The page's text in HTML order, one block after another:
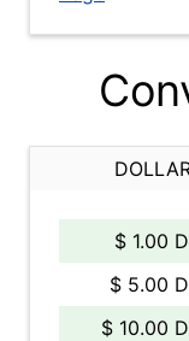
$ 1.00
$ 5.00
$ 10.00